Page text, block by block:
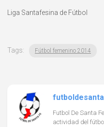
Liga Santafesina de Fútbol
Tags: Fútbol femenino 2014
Futbol De Santa
actividad del